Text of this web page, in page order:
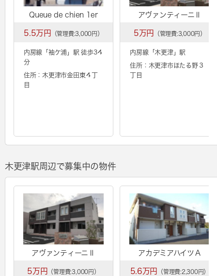
Queue de chien 1er
5.5万円 （管理費:3,000円）
内房線「 袖ケ浦 」駅 徒歩34
分
住所：木更津市金田東４丁
目
アヴァンティーニⅡ
5万円 （管理費:3,000円）
内房線「 木更津」駅
住所：木更津市ほたる野３
丁目
木更津駅周辺で募集中の物件
アヴァンティーニⅡ
5万円 （管理費:3,000円）
アカデミアハイツＡ
5.6万円 （管理費:2,300円）